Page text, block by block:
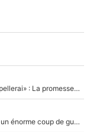
Mercato - OM - «Dès que je prends un club, je t’appellerai» : La promesse de Marcelino au moment de claquer la porte
Victime de racisme contre Murray, Kyrgios pousse un énorme coup de gueule !